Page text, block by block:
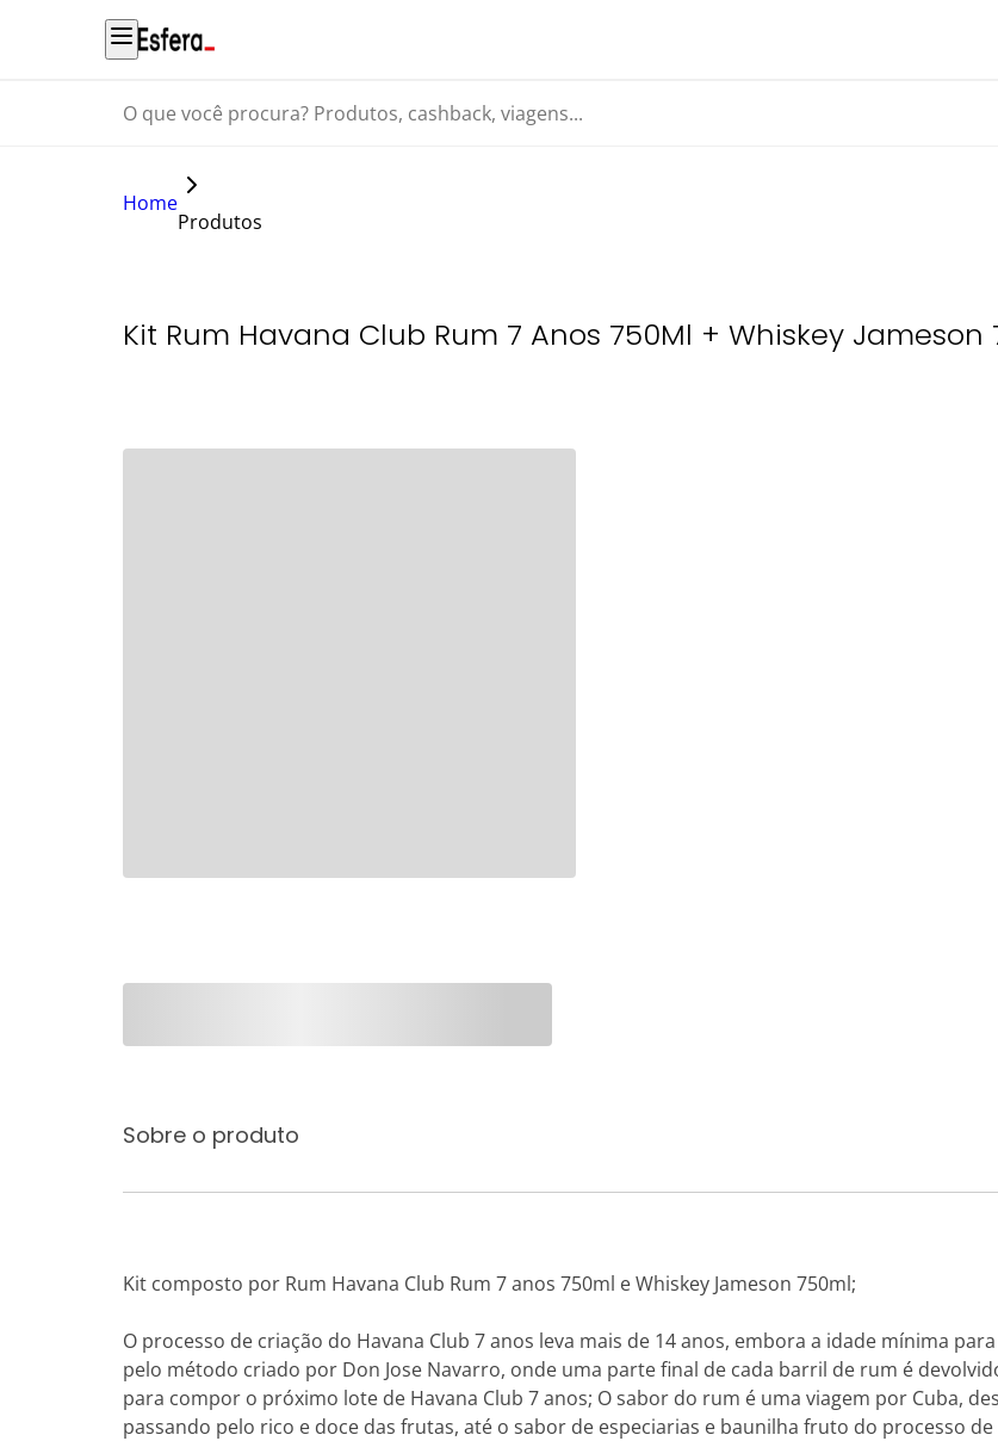
O que você procura? Produtos, cashback, viagens...
Home
Produtos
Kit Rum Havana Club Rum 7 Anos 750Ml + Whiskey Jameson
Sobre o produto
Kit composto por Rum Havana Club Rum 7 anos 750ml e Whiskey Jameson 750ml;
O processo de criação do Havana Club 7 anos leva mais de 14 anos, embora a idade mínima
pelo método criado por Don Jose Navarro, onde uma parte final de cada barril de rum é
para compor o próximo lote de Havana Club 7 anos; O sabor do rum é uma viagem por Cuba,
passando pelo rico e doce das frutas, até o sabor de especiarias e baunilha fruto do processo